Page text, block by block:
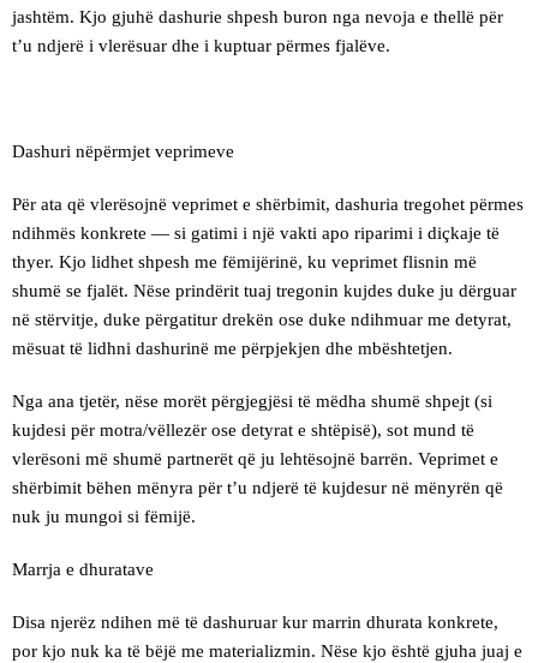
jashtëm. Kjo gjuhë dashurie shpesh buron nga nevoja e thellë për
t’u ndjerë i vlerësuar dhe i kuptuar përmes fjalëve.
Dashuri nëpërmjet veprimeve
Për ata që vlerësojnë veprimet e shërbimit, dashuria tregohet përmes
ndihmës konkrete — si gatimi i një vakti apo riparimi i diçkaje të
thyer. Kjo lidhet shpesh me fëmijërinë, ku veprimet flisnin më
shumë se fjalët. Nëse prindërit tuaj tregonin kujdes duke ju dërguar
në stërvitje, duke përgatitur drekën ose duke ndihmuar me detyrat,
mësuat të lidhni dashurinë me përpjekjen dhe mbështetjen.
Nga ana tjetër, nëse morët përgjegjësi të mëdha shumë shpejt (si
kujdesi për motra/vëllezër ose detyrat e shtëpisë), sot mund të
vlerësoni më shumë partnerët që ju lehtësojnë barrën. Veprimet e
shërbimit bëhen mënyra për t’u ndjerë të kujdesur në mënyrën që
nuk ju mungoi si fëmijë.
Marrja e dhuratave
Disa njerëz ndihen më të dashuruar kur marrin dhurata konkrete,
por kjo nuk ka të bëjë me materializmin. Nëse kjo është gjuha juaj e